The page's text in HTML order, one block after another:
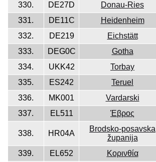
330.
DE27D Donau-Ries
331.
DE11C Heidenheim
332.
DE219 Eichstätt
333.
DEG0C Gotha
334.
UKK42 Torbay
335.
ES242 Teruel
336.
MK001 Vardarski
337.
EL511 Έβρος
338. HR04A
Brodsko-posavska
županija
339. EL652 Κορινθία